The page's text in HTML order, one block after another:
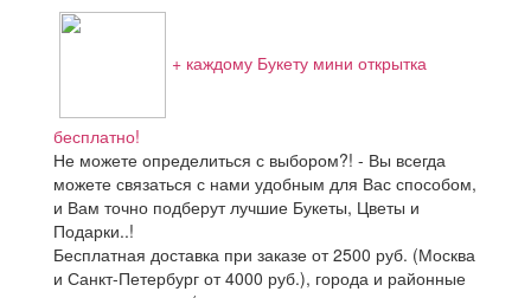
+ каждому Букету мини открытка
бесплатно!
Не можете определиться с выбором?! - Вы всегда
можете связаться с нами удобным для Вас способом,
и Вам точно подберут лучшие Букеты, Цветы и
Подарки..!
Бесплатная доставка при заказе от 2500 руб. (Москва
и Санкт-Петербург от 4000 руб.), города и районные